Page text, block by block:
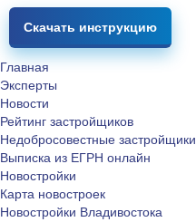
Скачать инструкцию
Главная
Эксперты
Новости
Рейтинг застройщиков
Недобросовестные застройщики
Выписка из ЕГРН онлайн
Новостройки
Карта новостроек
Новостройки Владивостока